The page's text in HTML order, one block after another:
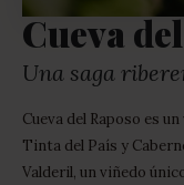
Cueva
Una saga
Cueva del Raposo es
Tinta del País y
Valderil, un viñedo